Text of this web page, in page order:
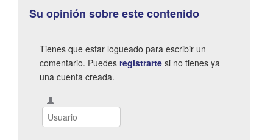
Su opinión sobre este contenido
Tienes que estar logueado para escribir un
comentario. Puedes registrarte si no tienes ya
una cuenta creada.